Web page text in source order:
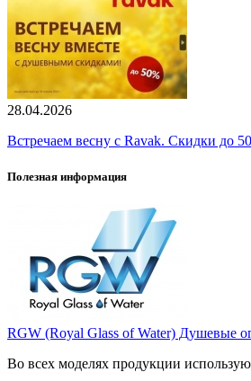
28.04.2026
Встречаем весну с Ravak. Скидки до
Полезная информация
RGW (Royal Glass of Water) Душевые
Во всех моделях продукции